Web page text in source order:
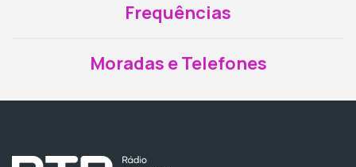
Frequências
Moradas e Telefones